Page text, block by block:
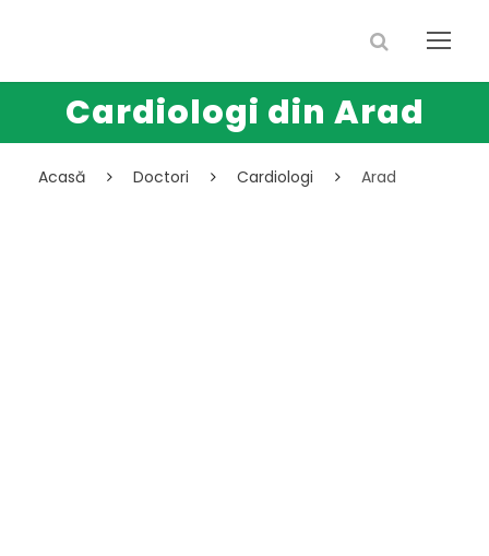
Cardiologi din Arad
Acasă Doctori Cardiologi Arad